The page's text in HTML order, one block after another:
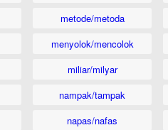
metode/metoda
menyolok/mencolok
miliar/milyar
nampak/tampak
napas/nafas